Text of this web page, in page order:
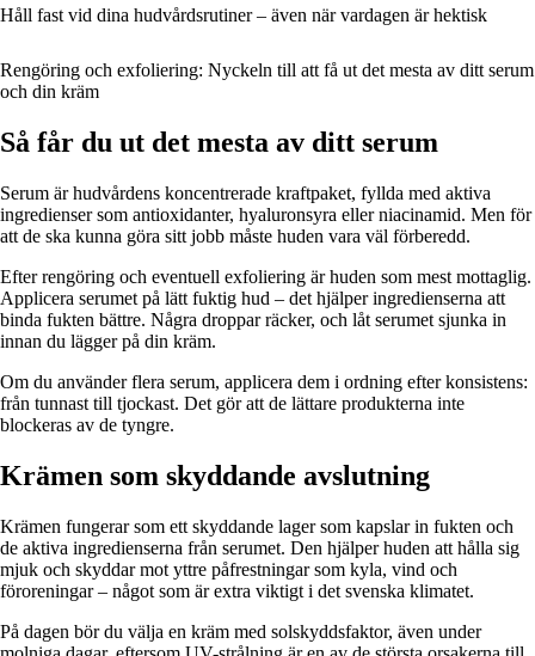
Håll fast vid dina hudvårdsrutiner – även när vardagen är hektisk
Rengöring och exfoliering: Nyckeln till att få ut det mesta av ditt serum
och din kräm
Så får du ut det mesta av ditt serum
Serum är hudvårdens koncentrerade kraftpaket, fyllda med aktiva
ingredienser som antioxidanter, hyaluronsyra eller niacinamid. Men för
att de ska kunna göra sitt jobb måste huden vara väl förberedd.
Efter rengöring och eventuell exfoliering är huden som mest mottaglig.
Applicera serumet på lätt fuktig hud – det hjälper ingredienserna att
binda fukten bättre. Några droppar räcker, och låt serumet sjunka in
innan du lägger på din kräm.
Om du använder flera serum, applicera dem i ordning efter konsistens:
från tunnast till tjockast. Det gör att de lättare produkterna inte
blockeras av de tyngre.
Krämen som skyddande avslutning
Krämen fungerar som ett skyddande lager som kapslar in fukten och
de aktiva ingredienserna från serumet. Den hjälper huden att hålla sig
mjuk och skyddar mot yttre påfrestningar som kyla, vind och
föroreningar – något som är extra viktigt i det svenska klimatet.
På dagen bör du välja en kräm med solskyddsfaktor, även under